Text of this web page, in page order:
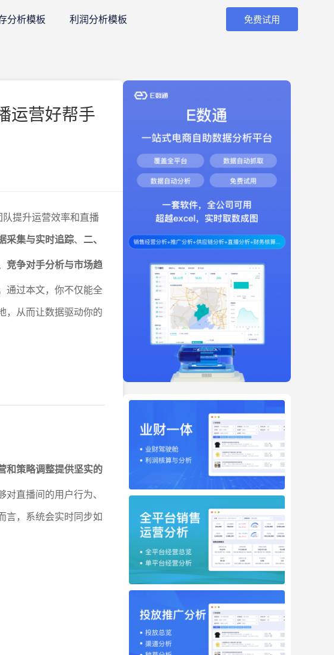
分析模板 利润分析模板 免费试用
运营好帮手
提升运营效率和直播
采集与实时追踪、 二、
竞争对手分析与市场趋
通过本文，你不仅能全
，从而让数据驱动你的
和策略调整提供坚实的
直播间的用户行为、
言，系统会实时同步如